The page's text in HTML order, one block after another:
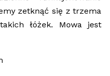
zetknąć się z trzema
łóżek. Mowa jest